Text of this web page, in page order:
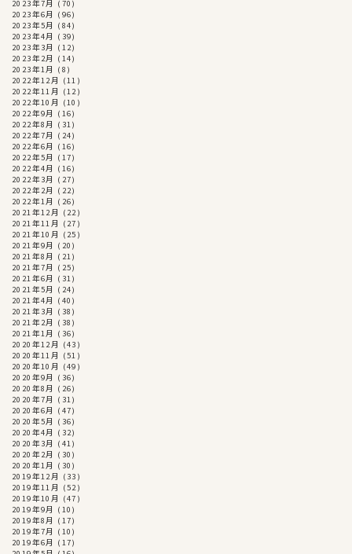
2023年7月 (70)
2023年6月 (96)
2023年5月 (84)
2023年4月 (39)
2023年3月 (12)
2023年2月 (14)
2023年1月 (8)
2022年12月 (11)
2022年11月 (12)
2022年10月 (10)
2022年9月 (16)
2022年8月 (31)
2022年7月 (24)
2022年6月 (16)
2022年5月 (17)
2022年4月 (16)
2022年3月 (27)
2022年2月 (22)
2022年1月 (26)
2021年12月 (22)
2021年11月 (27)
2021年10月 (25)
2021年9月 (20)
2021年8月 (21)
2021年7月 (25)
2021年6月 (31)
2021年5月 (24)
2021年4月 (40)
2021年3月 (38)
2021年2月 (38)
2021年1月 (36)
2020年12月 (43)
2020年11月 (51)
2020年10月 (49)
2020年9月 (36)
2020年8月 (26)
2020年7月 (31)
2020年6月 (47)
2020年5月 (36)
2020年4月 (32)
2020年3月 (41)
2020年2月 (30)
2020年1月 (30)
2019年12月 (33)
2019年11月 (52)
2019年10月 (47)
2019年9月 (10)
2019年8月 (17)
2019年7月 (10)
2019年6月 (17)